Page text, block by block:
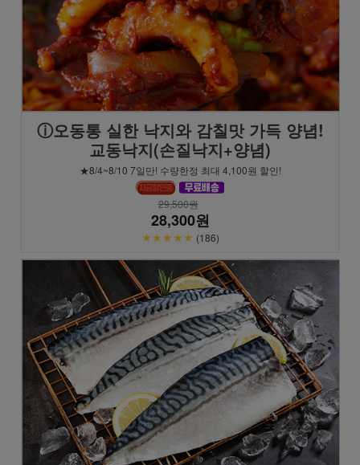
ⓘ오동통 실한 낙지와 감칠맛 가득 양념!
교동낙지(손질낙지+양념)
★8/4~8/10 7일만! 수량한정 최대 4,100원 할인!
29,500원
28,300원
★★★★★ (186)